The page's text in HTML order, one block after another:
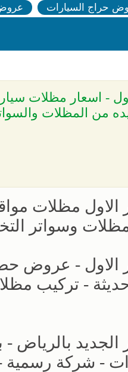
حراج السيارات عروض
من المظلات
الاول مظلات
مظلات وسواتر
الاول - عروض
- اشكال حديثة -
- شركة رسمية